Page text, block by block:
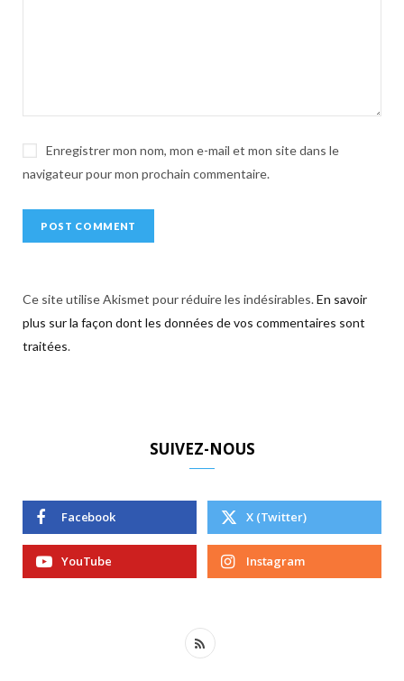
Enregistrer mon nom, mon e-mail et mon site dans le
navigateur pour mon prochain commentaire.
Ce site utilise Akismet pour réduire les indésirables.En savoir
plus sur la façon dont les données de vos commentaires sont
traitées.
SUIVEZ-NOUS
Facebook X (Twitter)
YouTube Instagram
R